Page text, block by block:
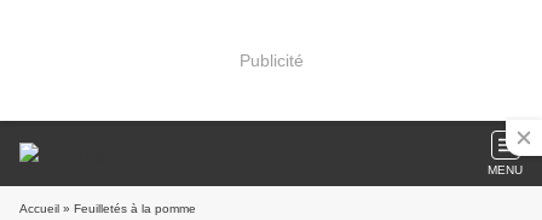
Publicité
MENU
Accueil » Feuilletés à la pomme